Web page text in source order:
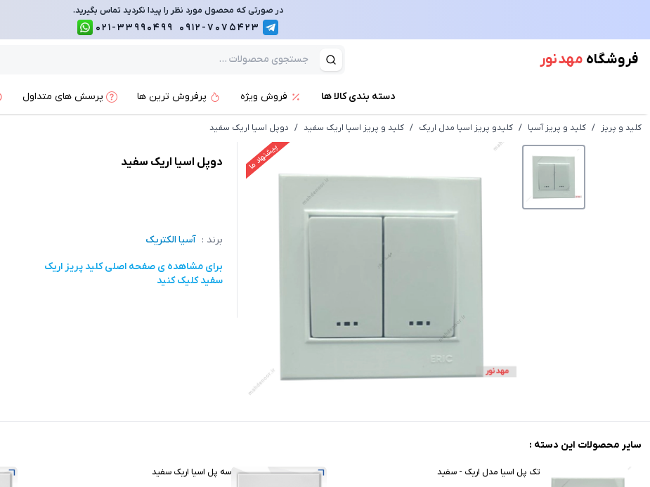
در صورتی که محصول مورد نظر را پیدا نکردید تماس بگیرید.
0912-7075423
021-33990499
فروشگاه مهد نور
دسته بندی کالا ها فروش ویژه پرفروش ترین ها پرسش های متداول
کلید و پریز / کلید و پریز آسیا / کلیدو پریز اسیا مدل اریک / کلید و پریز اسیا اریک سفید / دوپل اسیا اریک سفید
پیشنهاد ما دوپل اسیا اریک سفید
برند : آسیا الکتریک
برای مشاهده ی صفحه اصلیکلید پریز اریک
سفیدکلیک کنید
سایر محصولات این دسته :
تک پل اسیا مدل اریک - سفید سه پل اسیا اریک سفید